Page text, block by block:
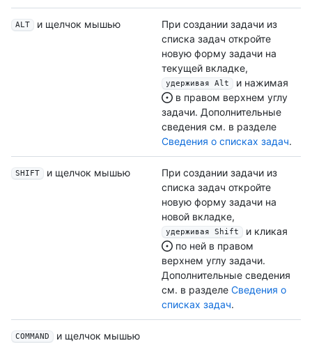
ALT и щелчок мышью
При создании задачи из
списка задач откройте
новую форму задачи на
текущей вкладке,
удерживая Alt
и нажимая
в правом верхнем углу
задачи. Дополнительные
сведения см. в разделе
Сведения о списках задач.
SHIFT и щелчок мышью
При создании задачи из
списка задач откройте
новую форму задачи на
новой вкладке,
удерживая Shift
и кликая
по ней в правом
верхнем углу задачи.
Дополнительные сведения
см. в разделе Сведения о
списках задач.
COMMAND
и щелчок мышью